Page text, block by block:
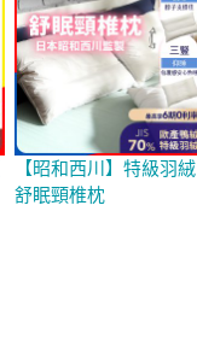
【昭和西川】特級羽絨
舒眠頸椎枕